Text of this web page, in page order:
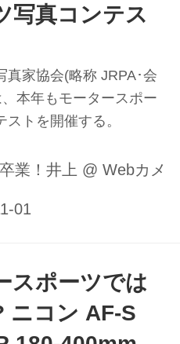
写真コンテス
真家協会(略称 JRPA･会
本年もモータースポー
ストを開催する。
業！井上 @ Webカメ
スポーツでは
ニコン AF-S